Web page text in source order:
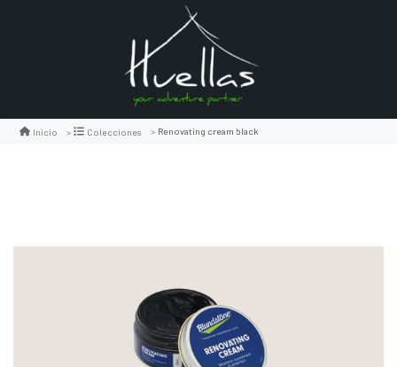
Inicio Colecciones Renovating cream black